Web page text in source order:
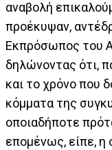
αναβολή
προέκυψαν,
Εκπρόσωπος του
δηλώνοντας ότι,
και το χρόνο που
κόμματα της
οποιαδήποτε
επομένως, είπε, η